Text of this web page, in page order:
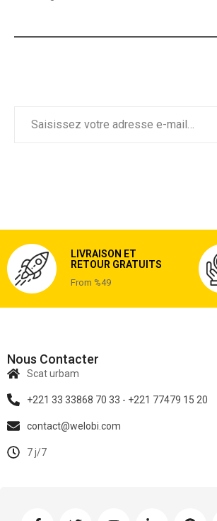
LIVRAISON ET
RETOUR GRATUITS
From %49
Nous Contacter
Scat urbam
+221 33 33868 70 33 - +221 77479 15 20
contact@welobi.com
7 j/7